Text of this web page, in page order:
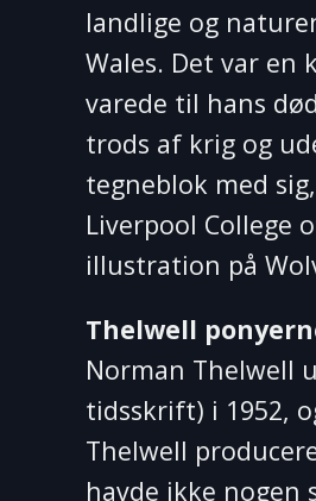
landlige og
Wales. Det var en
varede til hans
trods af krig og
tegneblok med
Liverpool College
illustration på
Thelwell
Norman Thelwell
tidsskrift) i 1952,
Thelwell
havde ikke